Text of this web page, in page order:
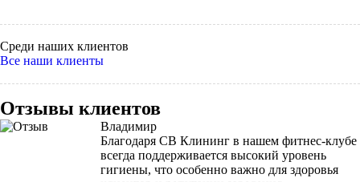
Среди наших клиентов
Все наши клиенты
Отзывы клиентов
Владимир
Благодаря СВ Клининг в нашем фитнес-клубе
всегда поддерживается высокий уровень
гигиены, что особенно важно для здоровья